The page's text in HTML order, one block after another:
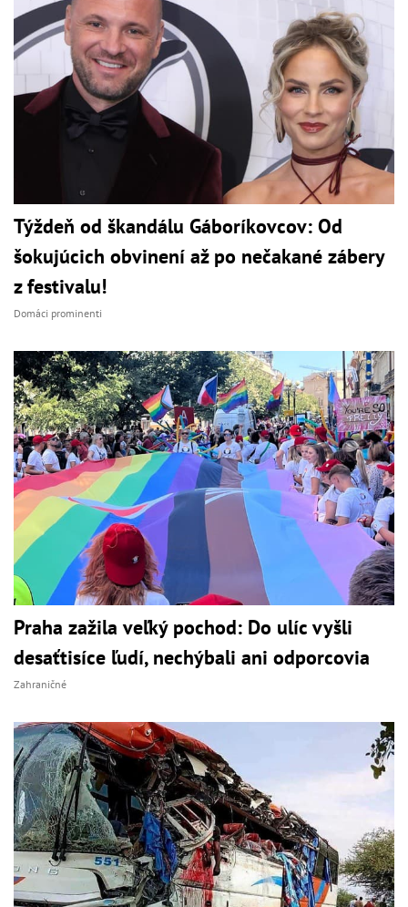
Týždeň od škandálu Gáboríkovcov: Od
šokujúcich obvinení až po nečakané zábery
z festivalu!
Domáci prominenti
Praha zažila veľký pochod: Do ulíc vyšli
desaťtisíce ľudí, nechýbali ani odporcovia
Zahraničné